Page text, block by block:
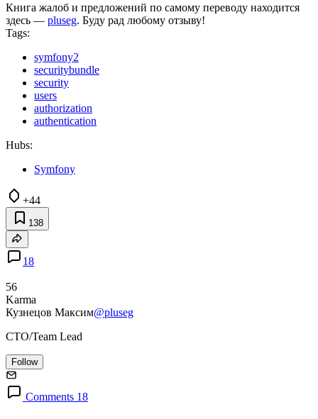
Книга жалоб и предложений по самому переводу находится
здесь — pluseg. Буду рад любому отзыву!
Tags:
symfony2
securitybundle
security
users
authorization
authentication
Hubs:
Symfony
+44
138
18
56
Karma
Кузнецов Максим@pluseg
СТО/Team Lead
Follow
Comments 18